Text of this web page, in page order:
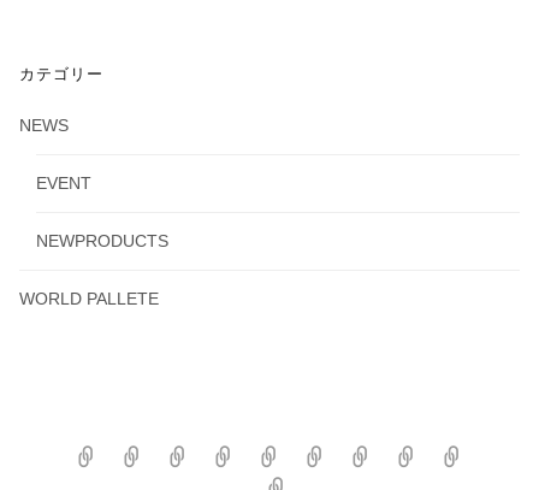
カテゴリー
NEWS
EVENT
NEWPRODUCTS
WORLD PALLETE
MEMBERABOUT NEWS PRODUCTS
BUY
MAP
How
DOWNLOAD